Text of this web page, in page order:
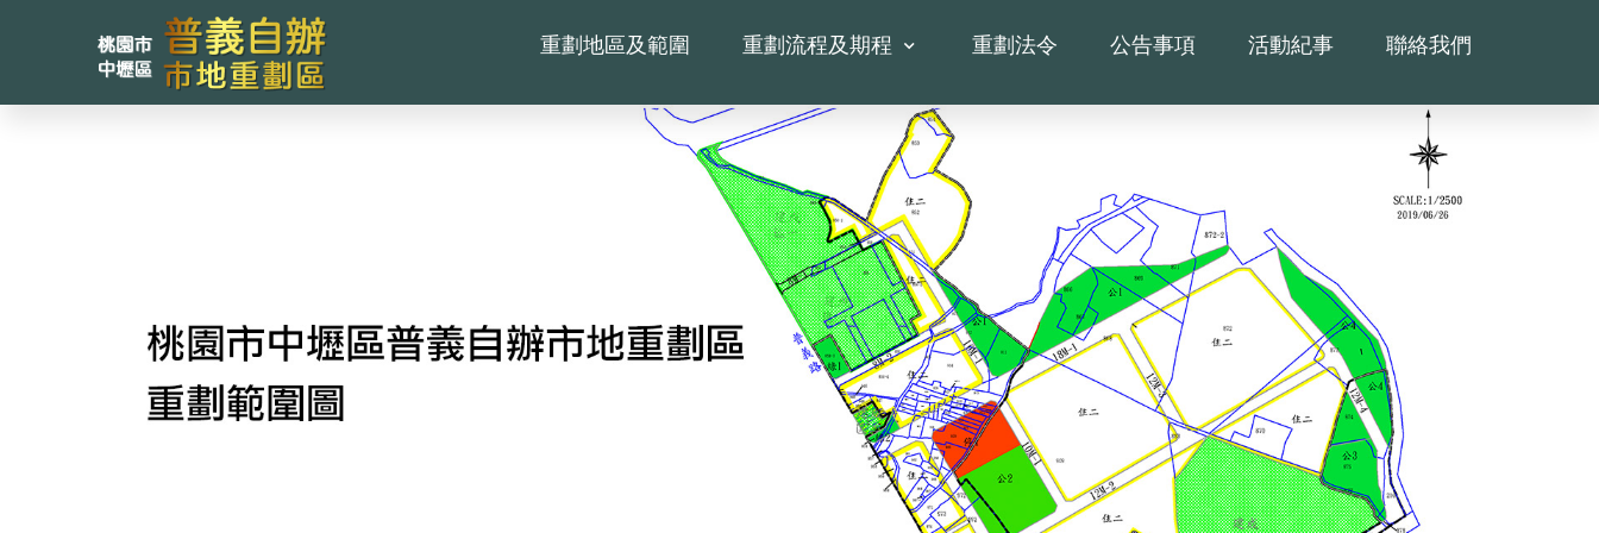
重劃地區及範圍 重劃流程及期程 重劃法令 公告事項 活動紀事 聯絡我們